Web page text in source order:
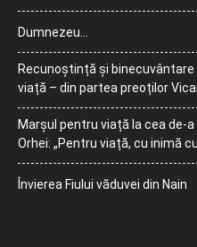
Dumnezeu…
Recunoștință și
viață – din partea preoților
Marșul pentru viață la cea de-a
Orhei: „Pentru viață, cu inimă
Învierea Fiului văduvei din Nain